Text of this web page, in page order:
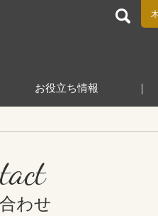
品の総合商社 木村容器株式会
お役立ち情報
わせ